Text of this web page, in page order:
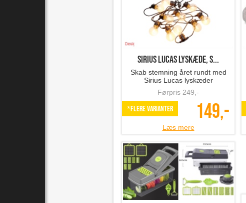
Sirius LUCAS lyskæde, s...
Skab stemning året rundt med
Sirius Lucas lyskæder
Førpris 249 ,-
*Flere varianter 149,-
Læs mere